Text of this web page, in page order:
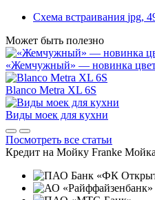
Схема встраивания jpg,
Может быть полезно
«Жемчужный» — новинка
Blanco Metra XL 6S
Виды моек для кухни
Посмотреть все статьи
Кредит на Мойку Franke